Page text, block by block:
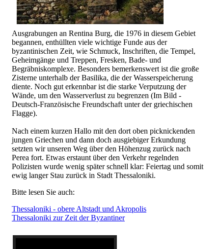
Ausgrabungen an Rentina Burg, die 1976 in diesem Gebiet
begannen, enthüllten viele wichtige Funde aus der
byzantinischen Zeit, wie Schmuck, Inschriften, die Tempel,
Geheimgänge und Treppen, Fresken, Bade- und
Begräbniskomplexe. Besonders bemerkenswert ist die große
Zisterne unterhalb der Basilika, die der Wasserspeicherung
diente. Noch gut erkennbar ist die starke Verputzung der
Wände, um den Wasserverlust zu begrenzen (Im Bild -
Deutsch-Französische Freundschaft unter der griechischen
Flagge).
Nach einem kurzen Hallo mit den dort oben picknickenden
jungen Griechen und dann doch ausgiebiger Erkundung
setzten wir unseren Weg über den Höhenzug zurück nach
Perea fort. Etwas erstaunt über den Verkehr regelnden
Polizisten wurde wenig später schnell klar: Feiertag und somit
ewig langer Stau zurück in Stadt Thessaloniki.
Bitte lesen Sie auch:
Thessaloniki - obere Altstadt und Akropolis
Thessaloniki zur Zeit der Byzantiner